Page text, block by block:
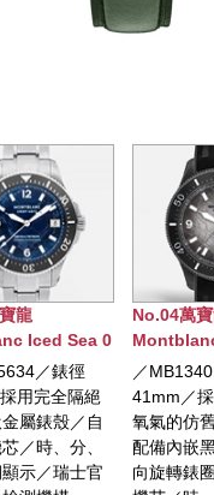
No.04萬寶龍
Montblanc Iced Sea
日期顯示自動腕錶0
OXYGEN 特別版
／MB134017／錶徑
41mm／採用完全隔絕
氧氣的仿舊精鋼錶殼，
配備內嵌黑色陶瓷的單
向旋轉錶圈／自動上鍊